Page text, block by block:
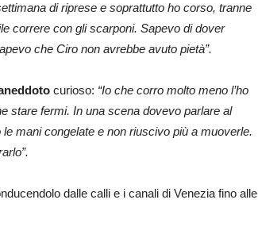
di riprese e soprattutto ho corso, tranne
correre con gli scarponi. Sapevo di dover
che Ciro non avrebbe avuto pietà”.
curioso: “Io che corro molto meno l’ho
stare fermi. In una scena dovevo parlare al
mani congelate e non riuscivo più a muoverle.
dalle calli e i canali di Venezia fino alle